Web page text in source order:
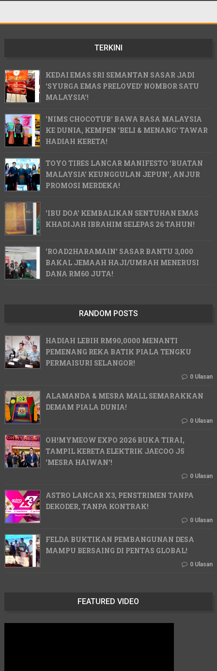
TERKINI
KEDAI EMAS SRI SEMANTAN SASAR JADI
‘SYURGA EMAS PRELOVED’ NOMBOR SATU
MALAYSIA'!
'NIMS CHOCOTUB' BAWA RASA MALAYSIA
KE DUNIA, KEMPEN 'BELI & MENANG' TAWAR
HADIAH KERETA!
TOYO TIRES LANCAR MANIFESTO 'BUATAN
MALAYSIA' KEUNGGULAN JEPUN', ANJUR
PROMOSI MERDEKA!
'IBU DOA' KEMBALIKAN SENTUHAN EMAS
KHADIJAH IBRAHIM SELEPAS 26 TAHUN!
'ROAD2HARAMAIN' SASAR BANTU 3,000
BAKAL JEMAAH HAJI/UMRAH MENERUSI
DANA RM60 JUTA!
RANDOM POSTS
HADIAH LEBIH RM90,0000 MENANTI
PEMENANG REKA BATIK PIALA TENGKU
PERMAISURI SELANGOR!
0 Ulasan
ALAMANDA & MESRA MALL SEMARAKKAN
DEMAM PIALA DUNIA!
0 Ulasan
OH!MYMEOW EXPO 2026 BUKA TIRAI,
TAMPIL KERETA ELEKTRIK JAECOO J5
'MESRA HAIWAN'!
0 Ulasan
ASTRO LANCAR X3, PENSTRIMEN TANPA
DEKODER, TANPA KONTRAK!
0 Ulasan
FELDA BUKTIKAN PEMBANGUNAN DESA
MAMPU BERSAING DI PENTAS GLOBAL!
0 Ulasan
FEATURED VIDEO